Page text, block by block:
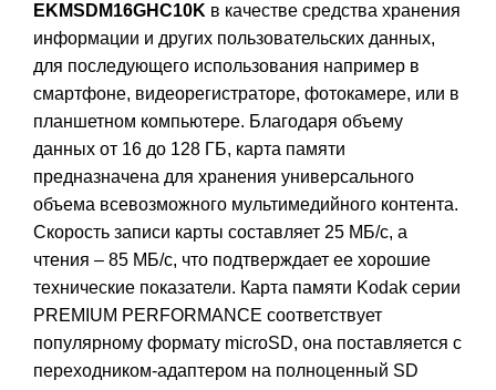
EKMSDM16GHC10K в качестве средства хранения
информации и других пользовательских данных,
для последующего использования например в
смартфоне, видеорегистраторе, фотокамере, или в
планшетном компьютере. Благодаря объему
данных от 16 до 128 ГБ, карта памяти
предназначена для хранения универсального
объема всевозможного мультимедийного контента.
Скорость записи карты составляет 25 МБ/с, а
чтения – 85 МБ/с, что подтверждает ее хорошие
технические показатели. Карта памяти Kodak серии
PREMIUM PERFORMANCE соответствует
популярному формату microSD, она поставляется с
переходником-адаптером на полноценный SD